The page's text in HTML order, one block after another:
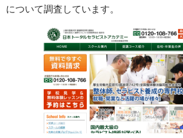
について調査しています。